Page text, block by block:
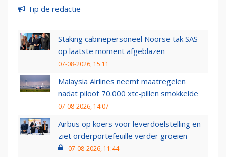
Tip de redactie
Staking cabinepersoneel Noorse tak SAS
op laatste moment afgeblazen
07-08-2026, 15:11
Malaysia Airlines neemt maatregelen
nadat piloot 70.000 xtc-pillen smokkelde
07-08-2026, 14:07
Airbus op koers voor leverdoelstelling en
ziet orderportefeuille verder groeien
07-08-2026, 11:44